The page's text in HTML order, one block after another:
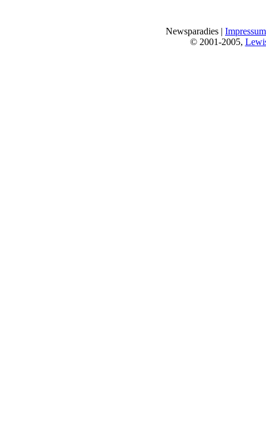
Newsparadies | Impressum
© 2001-2005,